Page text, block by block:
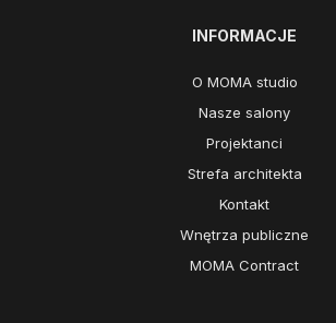
INFORMACJE
O MOMA studio
Nasze salony
Projektanci
Strefa architekta
Kontakt
Wnętrza publiczne
MOMA Contract